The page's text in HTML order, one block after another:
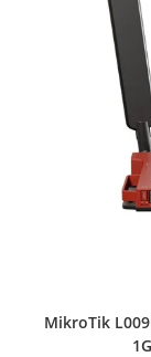
MikroTik